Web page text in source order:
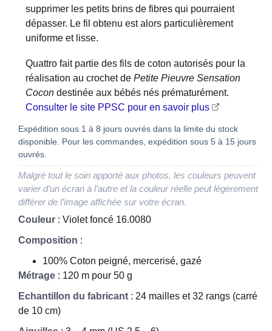
supprimer les petits brins de fibres qui pourraient
dépasser. Le fil obtenu est alors particulièrement
uniforme et lisse.
Quattro fait partie des fils de coton autorisés pour la
réalisation au crochet de Petite Pieuvre Sensation
Cocondestinée aux bébés nés prématurément.
Consulter le site PPSC pour en savoir plus
Expédition sous 1 à 8 jours ouvrés dans la limite du stock
disponible. Pour les commandes, expédition sous 5 à 15 jours
ouvrés.
Malgré tout le soin apporté aux photos, les couleurs peuvent
varier d’un écran à l’autre et la couleur réelle peut légèrement
différer de l’image affichée sur votre écran.
Couleur : Violet foncé 16.0080
Composition :
100% Coton peigné, mercerisé, gazé
Métrage : 120 m pour 50 g
Echantillon du fabricant : 24 mailles et 32 rangs (carré
de 10 cm)